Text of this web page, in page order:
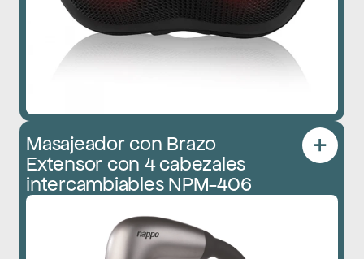
Masajeador con Brazo
Extensor con 4 cabezales
intercambiables NPM-406